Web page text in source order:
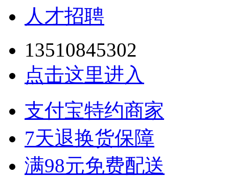
人才招聘
13510845302
点击这里进入
支付宝特约商家
7天退换货保障
满98元免费配送